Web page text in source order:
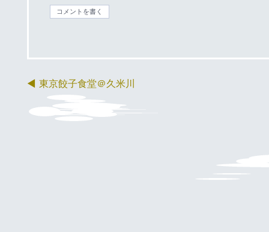
コメントを書く
東京餃子食堂＠久米川